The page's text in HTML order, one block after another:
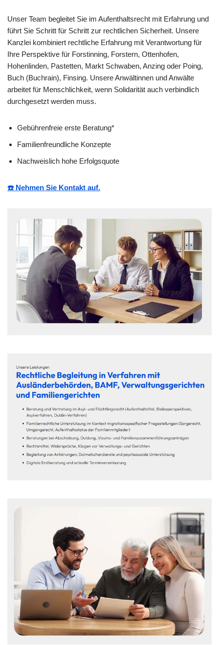
Unser Team begleitet Sie im Aufenthaltsrecht mit Erfahrung und
führt Sie Schritt für Schritt zur rechtlichen Sicherheit. Unsere
Kanzlei kombiniert rechtliche Erfahrung mit Verantwortung für
Ihre Perspektive für Forstinning, Forstern, Ottenhofen,
Hohenlinden, Pastetten, Markt Schwaben, Anzing oder Poing,
Buch (Buchrain), Finsing. Unsere Anwältinnen und Anwälte
arbeitet für Menschlichkeit, wenn Solidarität auch verbindlich
durchgesetzt werden muss.
Gebührenfreie erste Beratung*
Familienfreundliche Konzepte
Nachweislich hohe Erfolgsquote
☎️ Nehmen Sie Kontakt auf.